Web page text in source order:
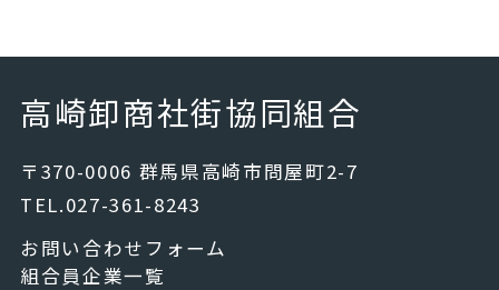
高崎卸商社街協同組合
〒370-0006 群馬県高崎市問屋町2-7
TEL.027-361-8243
お問い合わせフォーム
組合員企業一覧